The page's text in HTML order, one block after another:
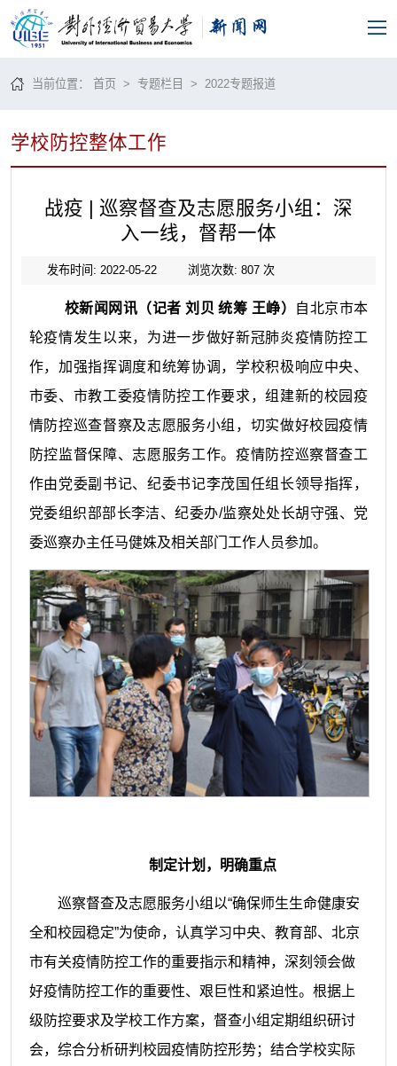
当前位置：首页 >专题栏目 > 2022专题报道
学校防控整体工作
战疫 | 巡察督查及志愿服务小组：深
入一线，督帮一体
发布时间: 2022-05-22 浏览次数: 807次
校新闻网讯（记者 刘贝 统筹 王峥）
自北京市本
轮疫情发生以来，为进一步做好新冠肺炎疫情防控工
作，加强指挥调度和统筹协调，学校积极响应中央、
市委、市教工委疫情防控工作要求，组建新的校园疫
情防控巡查督察及志愿服务小组，切实做好校园疫情
防控监督保障、志愿服务工作。疫情防控巡察督查工
作由党委副书记、纪委书记李茂国任组长领导指挥，
党委组织部部长李洁、纪委办/监察处处长胡守强、党
委巡察办主任马健姝及相关部门工作人员参加。
制定计划，明确重点
巡察督查及志愿服务小组以“确保师生生命健康安
全和校园稳定”为使命，认真学习中央、教育部、北京
市有关疫情防控工作的重要指示和精神，深刻领会做
好疫情防控工作的重要性、艰巨性和紧迫性。根据上
级防控要求及学校工作方案，督查小组定期组织研讨
会，综合分析研判校园疫情防控形势；结合学校实际